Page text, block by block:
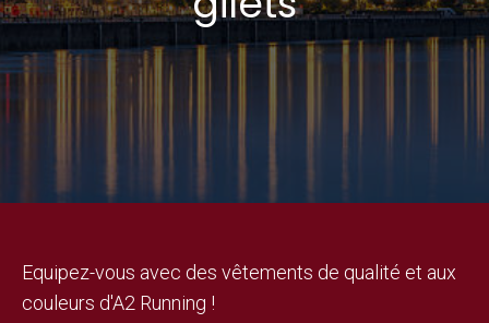
Equipez-vous avec des vêtements de qualité et aux
couleurs d'A2 Running !